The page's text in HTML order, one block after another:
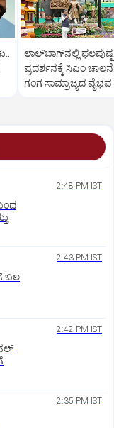
ಲಾಲ್‌ಬಾಗ್‌ನಲ್ಲಿ ಫಲಪುಷ್ಪ
ಪ್ರದರ್ಶನಕ್ಕೆ ಸಿಎಂ
ಗಂಗ ಸಾಮ್ರಾಜ್ಯದ ವೈಭವ
2:48 PM IST
2:43 PM IST
ಬಲ
2:42 PM IST
2:35 PM IST